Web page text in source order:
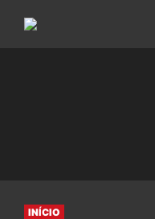
INÍCIO